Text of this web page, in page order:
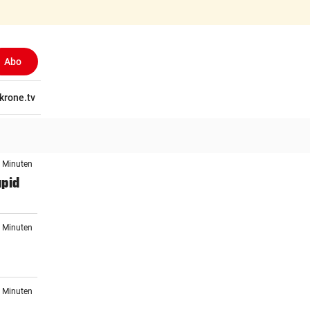
Abo
krone.tv
Minuten
Minuten
Minuten